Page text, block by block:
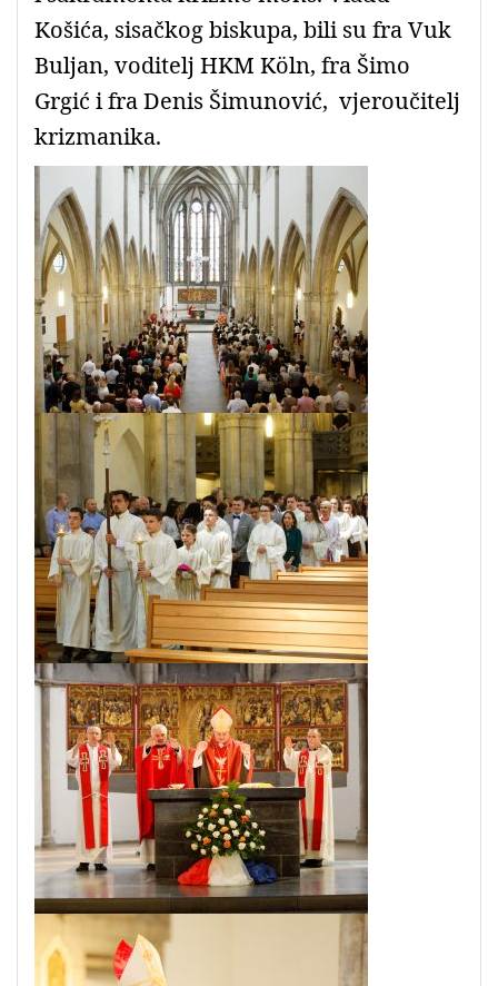
Košića, sisačkog biskupa, bili su fra Vuk
Buljan, voditelj HKM Köln, fra Šimo
Grgić i fra Denis Šimunović, vjeroučitelj
krizmanika.